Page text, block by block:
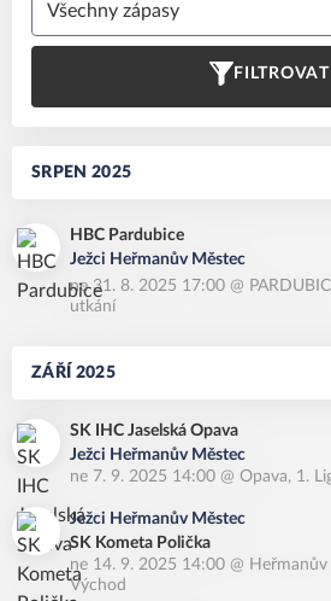
FILTROVAT
SRPEN 2025
HBC Pardubice
Ježci Heřmanův Městec
ne 31. 8. 2025 17:00 @
utkání
ZÁŘÍ 2025
SK IHC Jaselská Opava
Ježci Heřmanův Městec
ne 7. 9. 2025 14:00 @ Opava, 1.
Ježci Heřmanův Městec
SK Kometa Polička
ne 14. 9. 2025 14:00 @
Východ